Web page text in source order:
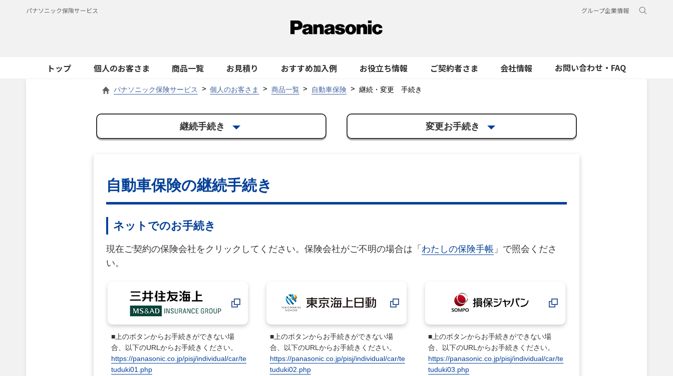
パナソニック保険サービス グループ企業情報
トップ 個人のお客さま 商品一覧 お見積り おすすめ加入例 お役立ち情報 ご契約者さま 会社情報 お問い合わせ・FAQ
パナソニック保険サービス 個人のお客さま 商品一覧 自動車保険 継続・変更 手続き
継続手続き 変更お手続き
自動車保険の継続手続き
ネットでのお手続き
現在ご契約の保険会社をクリックしてください。保険会社がご不明の場合は「 わたしの保険手帳 」で照会くださ
い。
■上のボタンからお手続きができない場
合、以下のURLからお手続きください。
https://panasonic.co.jp/pisj/individual/car/te
tuduki01.php
■上のボタンからお手続きができない場
合、以下のURLからお手続きください。
https://panasonic.co.jp/pisj/individual/car/te
tuduki02.php
■上のボタンからお手続きができない場
合、以下のURLからお手続きください。
https://panasonic.co.jp/pisj/individual/car/te
tuduki03.php